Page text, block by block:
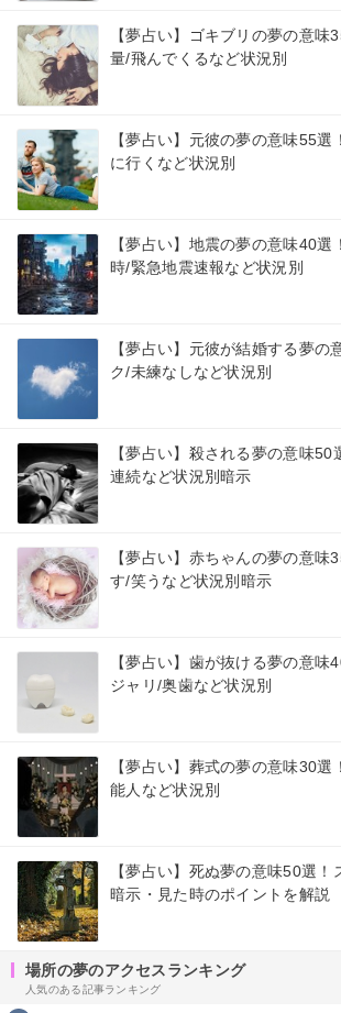
【夢占い】ゴキブリの夢の意味
量/飛んでくるなど状況別
【夢占い】元彼の夢の意味55選
に行くなど状況別
【夢占い】地震の夢の意味40選
時/緊急地震速報など状況別
【夢占い】元彼が結婚する夢の
ク/未練なしなど状況別
【夢占い】殺される夢の意味
連続など状況別暗示
【夢占い】赤ちゃんの夢の意味
す/笑うなど状況別暗示
【夢占い】歯が抜ける夢の意味
ジャリ/奥歯など状況別
【夢占い】葬式の夢の意味30
能人など状況別
【夢占い】死ぬ夢の意味50選！
暗示・見た時のポイントを解説
場所の夢のアクセスランキング
人気のある記事ランキング